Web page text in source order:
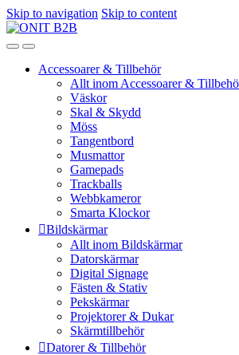
Skip to navigation Skip to content
Accessoarer & Tillbehör
Allt inom Accessoarer &
Väskor
Skal & Skydd
Möss
Tangentbord
Musmattor
Gamepads
Trackballs
Webbkameror
Smarta Klockor
Bildskärmar
Allt inom Bildskärmar
Datorskärmar
Digital Signage
Fästen & Stativ
Pekskärmar
Projektorer & Dukar
Skärmtillbehör
Datorer & Tillbehör